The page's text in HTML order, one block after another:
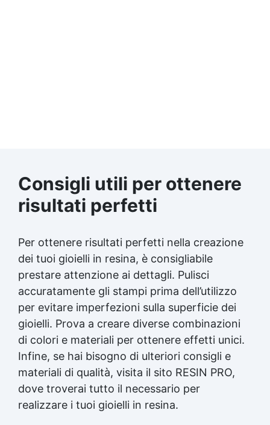
Consigli utili per ottenere
risultati perfetti
Per ottenere risultati perfetti nella creazione
dei tuoi gioielli in resina, è consigliabile
prestare attenzione ai dettagli. Pulisci
accuratamente gli stampi prima dell’utilizzo
per evitare imperfezioni sulla superficie dei
gioielli. Prova a creare diverse combinazioni
di colori e materiali per ottenere effetti unici.
Infine, se hai bisogno di ulteriori consigli e
materiali di qualità, visita il sito RESIN PRO,
dove troverai tutto il necessario per
realizzare i tuoi gioielli in resina.